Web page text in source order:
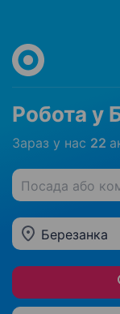
Робота у
Зараз у нас 22
Посада або
Березанка